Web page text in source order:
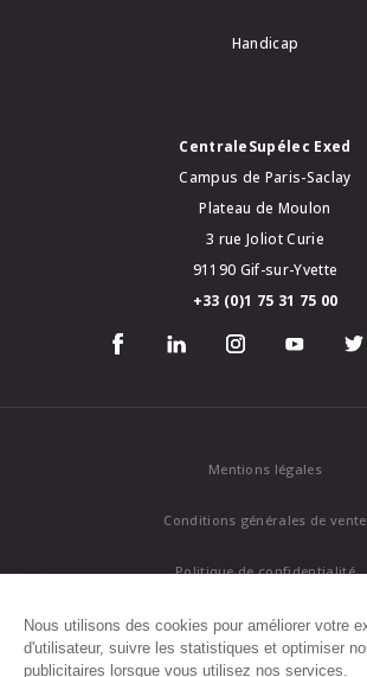
Handicap
CentraleSupélec Exed
Campus de Paris-Saclay
Plateau de Moulon
3 rue Joliot Curie
91190 Gif-sur-Yvette
+33 (0)1 75 31 75 00
Mentions légales
Conditions générales de vente
Politique de confidentialité